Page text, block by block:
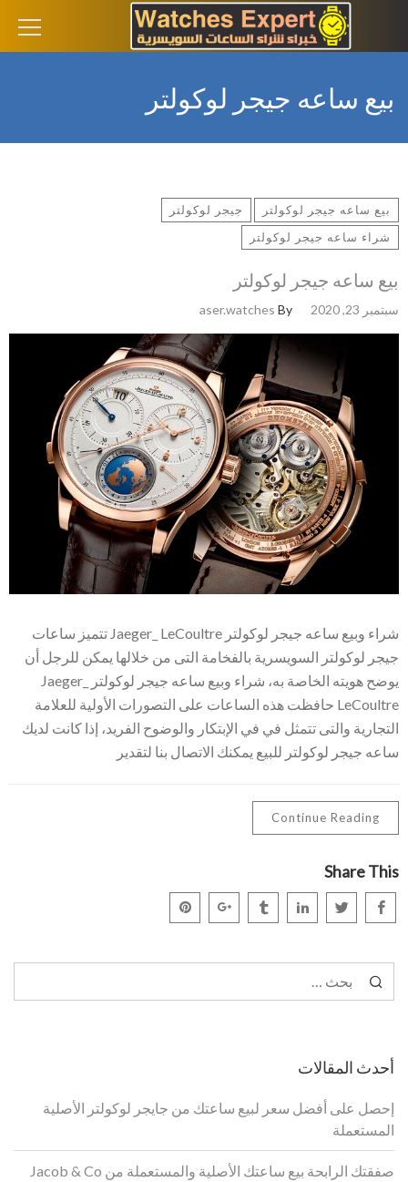
البحث
بيع ساعه جيجر لوكولتر
بيع ساعه جيجر لوكولتر
جيجر لوكولتر
شراء ساعه جيجر لوكولتر
بيع ساعه جيجر لوكولتر
سبتمبر 23, 2020 By
aser.watches
شراء وبيع ساعه جيجر لوكولتر Jaeger_ LeCoultre تتميز ساعات
جيجر لوكولتر السويسرية بالفخامة التى من خلالها يمكن للرجل أن
يوضح هويته الخاصة به، شراء وبيع ساعه جيجر لوكولتر Jaeger_
LeCoultre حافظت هذه الساعات على التصورات الأولية للعلامة
التجارية والتى تتمثل في في الإبتكار والوضوح الفريد، إذا كانت لديك
ساعه جيجر لوكولتر للبيع يمكنك الاتصال بنا لتقدير
Continue Reading
Share This
عن:
أحدث المقالات
إحصل على أفضل سعر لبيع ساعتك من جايجر لوكولتر الأصلية
المستعملة
صفقتك الرابحة بيع ساعتك الأصلية والمستعملة من Jacob & Co